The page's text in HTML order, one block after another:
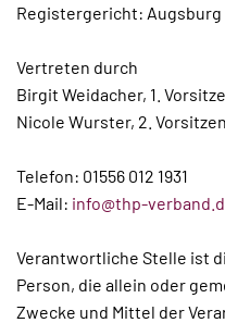
Registergericht: Augsburg
Vertreten durch
Birgit Weidacher, 1.
Nicole Wurster, 2.
Telefon: 01556 012 1931
E-Mail: info@thp-
Verantwortliche Stelle ist
Person, die allein oder
Zwecke und Mittel der